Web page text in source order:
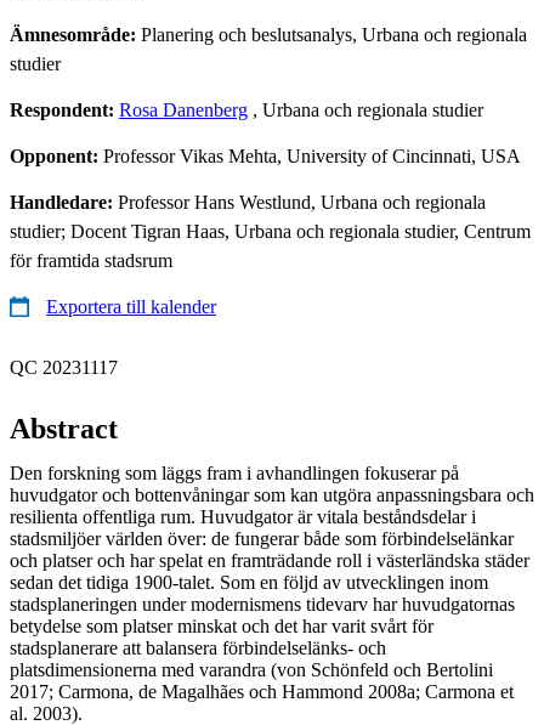
Ämnesområde: Planering och beslutsanalys, Urbana och regionala
studier
Respondent: Rosa Danenberg , Urbana och regionala studier
Opponent: Professor Vikas Mehta, University of Cincinnati, USA
Handledare: Professor Hans Westlund, Urbana och regionala
studier; Docent Tigran Haas, Urbana och regionala studier, Centrum
för framtida stadsrum
Exportera till kalender
QC 20231117
Abstract
Den forskning som läggs fram i avhandlingen fokuserar på
huvudgator och bottenvåningar som kan utgöra anpassningsbara och
resilienta offentliga rum. Huvudgator är vitala beståndsdelar i
stadsmiljöer världen över: de fungerar både som förbindelselänkar
och platser och har spelat en framträdande roll i västerländska städer
sedan det tidiga 1900-talet. Som en följd av utvecklingen inom
stadsplaneringen under modernismens tidevarv har huvudgatornas
betydelse som platser minskat och det har varit svårt för
stadsplanerare att balansera förbindelselänks- och
platsdimensionerna med varandra (von Schönfeld och Bertolini
2017; Carmona, de Magalhães och Hammond 2008a; Carmona et
al. 2003).